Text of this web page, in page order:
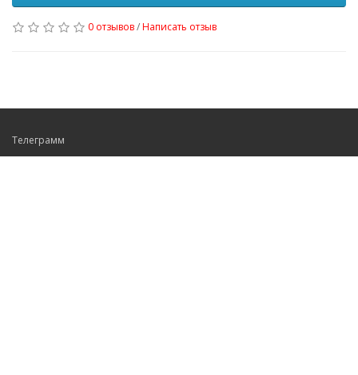
0 отзывов/Написать отзыв
Телеграмм